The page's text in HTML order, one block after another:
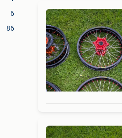
6
86